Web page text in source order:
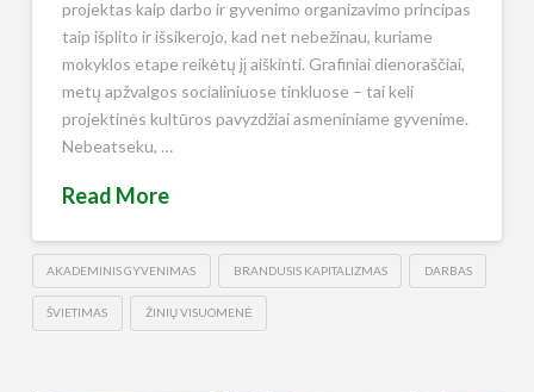
projektas kaip darbo ir gyvenimo organizavimo principas
taip išplito ir išsikerojo, kad net nebežinau, kuriame
mokyklos etape reikėtų jį aiškinti. Grafiniai dienoraščiai,
metų apžvalgos socialiniuose tinkluose – tai keli
projektinės kultūros pavyzdžiai asmeniniame gyvenime.
Nebeatseku, …
Read More
AKADEMINIS GYVENIMAS BRANDUSIS KAPITALIZMAS DARBAS
ŠVIETIMAS ŽINIŲ VISUOMENĖ